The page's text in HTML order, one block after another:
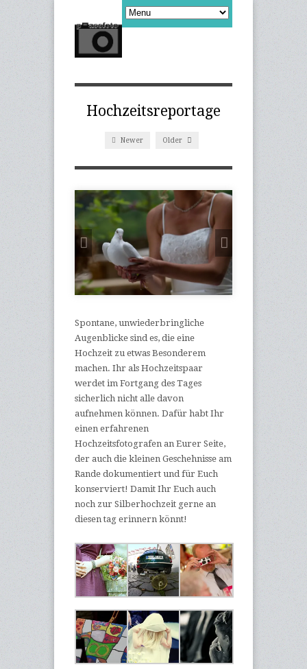
Hochzeitsreportage
Newer Older
Spontane, unwiederbringliche
Augenblicke sind es, die eine
Hochzeit zu etwas Besonderem
machen. Ihr als Hochzeitspaar
werdet im Fortgang des Tages
sicherlich nicht alle davon
aufnehmen können. Dafür habt Ihr
einen erfahrenen
Hochzeitsfotografen an Eurer Seite,
der auch die kleinen Geschehnisse am
Rande dokumentiert und für Euch
konserviert! Damit Ihr Euch auch
noch zur Silberhochzeit gerne an
diesen tag erinnern könnt!